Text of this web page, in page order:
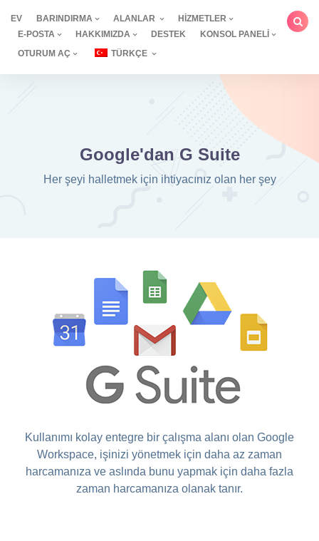
geçEV BARINDIRMA ALANLAR
HIZMETLER
E-POSTA
HAKKIMIZDA DESTEK
KONSOL PANELI
OTURUM AÇ
TÜRKÇE
Google'dan G Suite
Her şeyi halletmek için ihtiyacınız olan her şey
Kullanımı kolay entegre bir çalışma alanı olan Google
Workspace, işinizi yönetmek için daha az zaman
harcamanıza ve aslında bunu yapmak için daha fazla
zaman harcamanıza olanak tanır.